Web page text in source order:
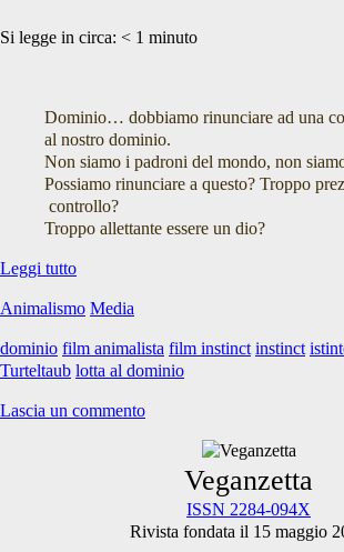
<span>Jon
Turteltaub</span>
Si legge in circa: < 1 minuto
Dominio… dobbiamo rinunciare ad una
al nostro dominio.
Non siamo i padroni del mondo, non
Possiamo rinunciare a questo? Troppo
controllo?
Troppo allettante essere un dio?
Leggi tuttoDominio
Animalismo Media
dominio film animalista film instinct instinct
Turteltaub lotta al dominio
Lascia un commento
Veganzetta
ISSN 2284-094X
Rivista fondata il 15 maggio